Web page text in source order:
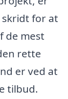
for at
de mest
rette
er ved at
tilbud.